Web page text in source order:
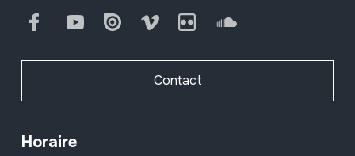
FacebookYoutube Issuu Vimeo Flickr SoundCloud
Contact
Horaire